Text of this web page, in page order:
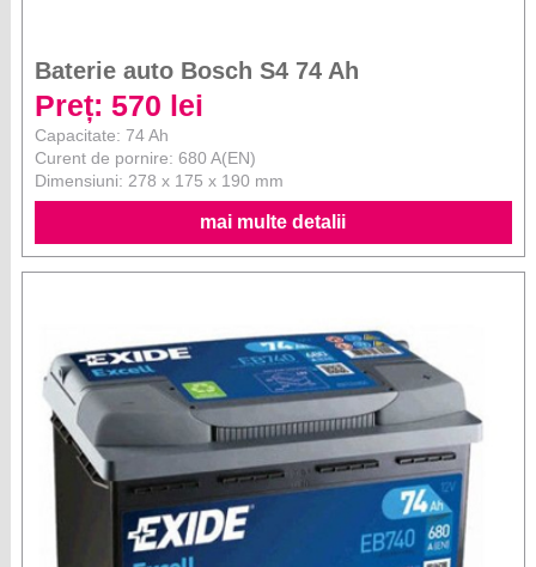
Baterie auto Bosch S4 74 Ah
Preț: 570 lei
Capacitate: 74 Ah
Curent de pornire: 680 A(EN)
Dimensiuni: 278 x 175 x 190 mm
mai multe detalii